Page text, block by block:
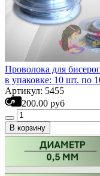
Проволока для
в упаковке: 10 шт. по
Артикул: 5455
200.00 руб
В корзину